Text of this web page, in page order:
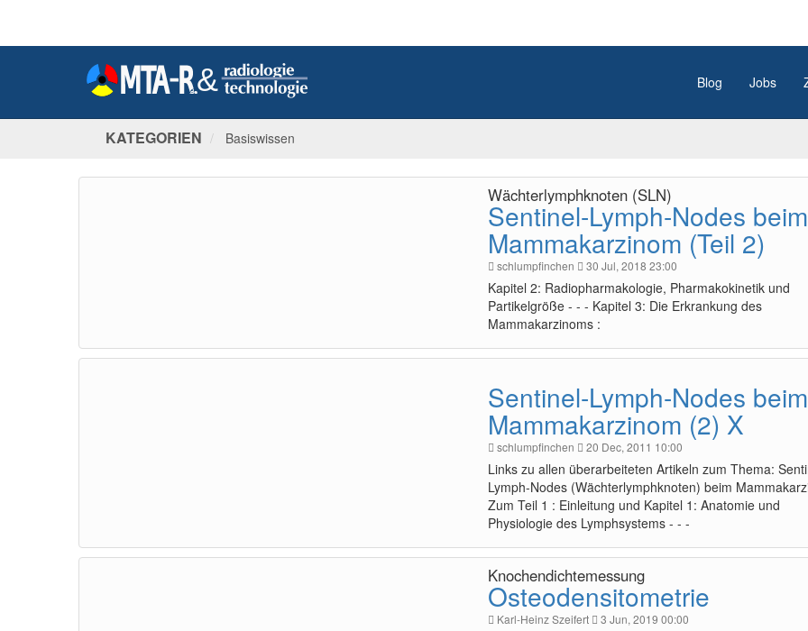
Blog Jobs
KATEGORIEN Basiswissen
Wächterlymphknoten (SLN)
Sentinel-Lymph-Nodes beim
Mammakarzinom (Teil 2)
schlumpfinchen 30 Jul, 2018 23:00
Kapitel 2: Radiopharmakologie, Pharmakokinetik und
Partikelgröße - - - Kapitel 3: Die Erkrankung des
Mammakarzinoms :
Sentinel-Lymph-Nodes beim
Mammakarzinom (2) X
schlumpfinchen 20 Dec, 2011 10:00
Links zu allen überarbeiteten Artikeln zum Thema:
Lymph-Nodes (Wächterlymphknoten) beim
Zum Teil 1 : Einleitung und Kapitel 1: Anatomie und
Physiologie des Lymphsystems - - -
Knochendichtemessung
Osteodensitometrie
Karl-Heinz Szeifert 3 Jun, 2019 00:00